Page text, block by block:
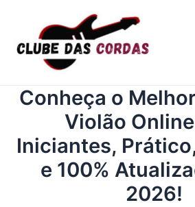
conteúdo
Conheça o
Violão
Iniciantes,
e 100%
2026!